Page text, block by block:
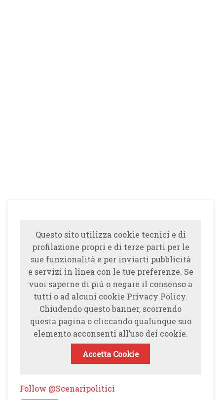
Questo sito utilizza cookie tecnici e di
profilazione propri e di terze parti per le
sue funzionalità e per inviarti pubblicità
e servizi in linea con le tue preferenze. Se
vuoi saperne di più o negare il consenso a
tutti o ad alcuni cookie Privacy Policy.
Chiudendo questo banner, scorrendo
questa pagina o cliccando qualunque suo
elemento acconsenti all’uso dei cookie.
Accetta Cookie
Follow @Scenaripolitici